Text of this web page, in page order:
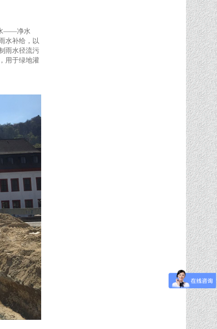
——净水
水补给，以
雨水径流污
用于绿地灌